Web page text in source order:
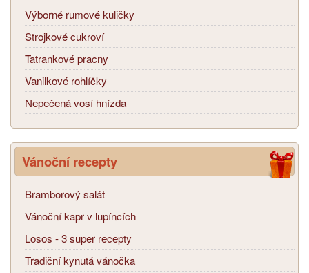
Výborné rumové kuličky
Strojkové cukroví
Tatrankové pracny
Vanilkové rohlíčky
Nepečená vosí hnízda
Vánoční recepty
Bramborový salát
Vánoční kapr v lupíncích
Losos - 3 super recepty
Tradiční kynutá vánočka